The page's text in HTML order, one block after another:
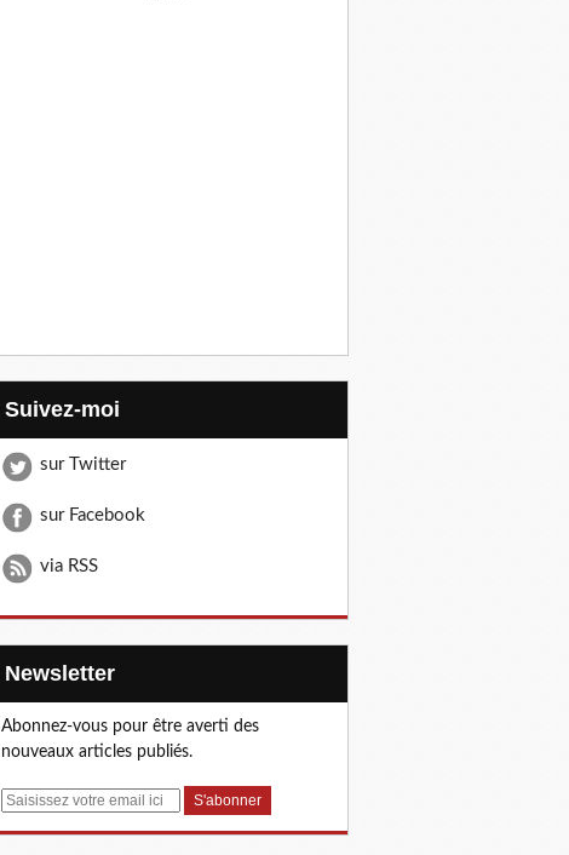
Suivez-moi
sur Twitter
sur Facebook
via RSS
Newsletter
Abonnez-vous pour être averti des
nouveaux articles publiés.
E